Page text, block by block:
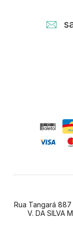
Rua Tangará
V. DA SILVA